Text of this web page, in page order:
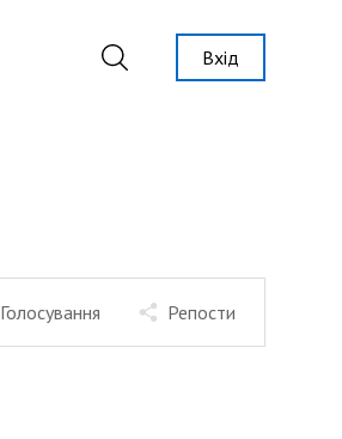
Вхід
Голосування Репости